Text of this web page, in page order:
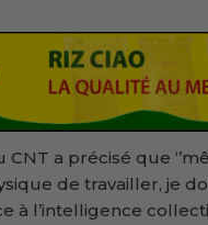
a précisé que
de travailler, je
à l’intelligence